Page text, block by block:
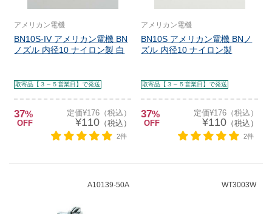
アメリカン電機
BN10S-IV アメリカン電機 BN
ノズル 内径10 ナイロン製 白
取寄品【３～５営業日】で発送
37%
OFF
定価¥176（税込）
¥110（税込）
2件
アメリカン電機
BN10S アメリカン電機 BNノ
ズル 内径10 ナイロン製
取寄品【３～５営業日】で発送
37%
OFF
定価¥176（税込）
¥110（税込）
2件
A10139-50A WT3003W